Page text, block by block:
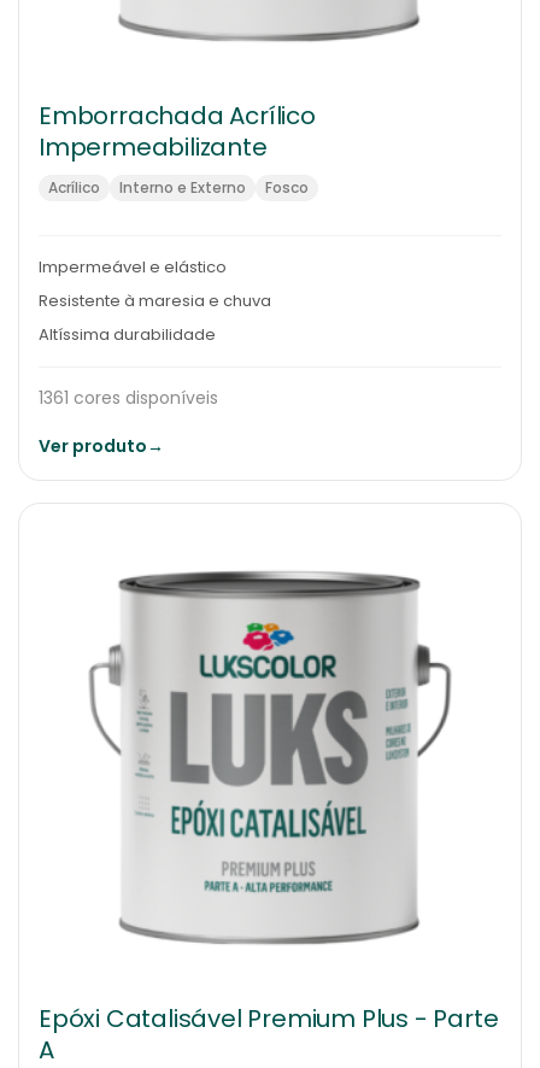
Emborrachada Acrílico
Impermeabilizante
Acrílico Interno e Externo Fosco
Impermeável e elástico
Resistente à maresia e chuva
Altíssima durabilidade
1361 cores disponíveis
Ver produto→
Epóxi Catalisável Premium Plus - Parte
A